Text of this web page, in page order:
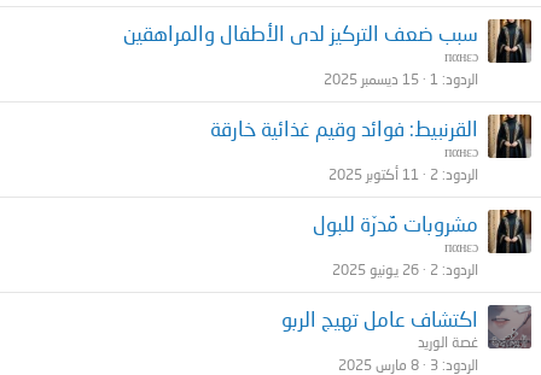
سبب ضعف التركيز لدى الأطفال والمراهقين
пαнεɔ
الردود 1 15 ديسمبر 2025
القرنبيط: فوائد وقيم غذائية خارقة
пαнεɔ
الردود 2 11 أكتوبر 2025
مشروبات مٌدرّة للبول
пαнεɔ
الردود 2 26 يونيو 2025
اكتشاف عامل تهيج الربو
غصة الوريد
الردود 3 8 مارس 2025